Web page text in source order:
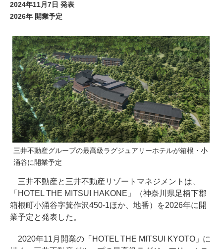
2024年11月7日 発表
2026年 開業予定
三井不動産グループの最高級ラグジュアリーホテルが箱根・小
涌谷に開業予定
三井不動産と三井不動産リゾートマネジメントは、
「HOTEL THE MITSUI HAKONE」（神奈川県足柄下郡
箱根町小涌谷字箕作沢450-1ほか、地番）を2026年に開
業予定と発表した。
2020年11月開業の「HOTEL THE MITSUI KYOTO」に